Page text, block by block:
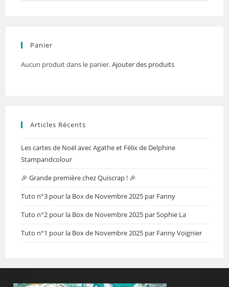
Panier
Aucun produit dans le panier.Ajouter des produits
Articles Récents
Les cartes de Noël avec Agathe et Félix de Delphine
Stampandcolour
🎉 Grande première chez Quiscrap ! 🎉
Tuto n°3 pour la Box de Novembre 2025 par Fanny
Tuto n°2 pour la Box de Novembre 2025 par Sophie La
Tuto n°1 pour la Box de Novembre 2025 par Fanny Voignier